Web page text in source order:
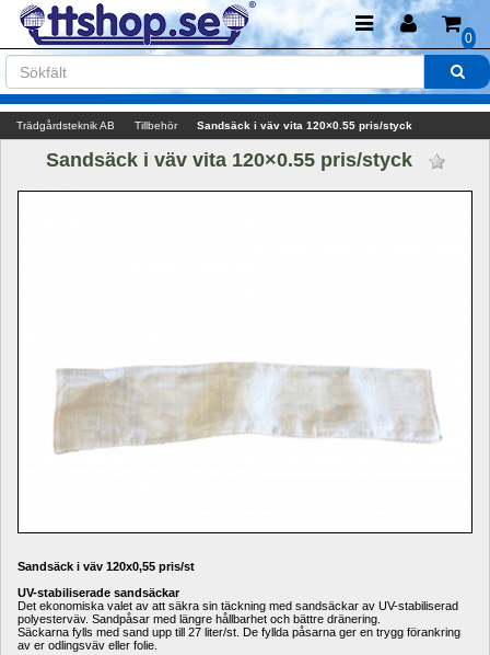
0
Trädgårdsteknik AB Tillbehör Sandsäck i väv vita 120×0.55 pris/styck
Sandsäck i väv vita 120×0.55 pris/styck
Sandsäck i väv 120x0,55 pris/st
UV-stabiliserade sandsäckar
Det ekonomiska valet av att säkra sin täckning med sandsäckar av UV-stabiliserad
polyesterväv. Sandpåsar med längre hållbarhet och bättre dränering.
Säckarna fylls med sand upp till 27 liter/st. De fyllda påsarna ger en trygg förankring
av er odlingsväv eller folie.